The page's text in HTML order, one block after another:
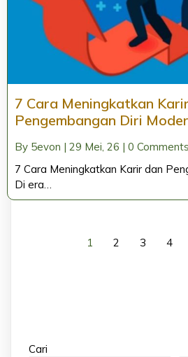
7 Cara Meningkatkan
Pengembangan Diri
By 5evon | 29 Mei, 26 | 0 Comments
7 Cara Meningkatkan Karir dan
Di era…
1 2 3 4
Cari